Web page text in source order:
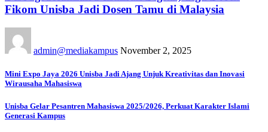
Fikom Unisba Jadi Dosen Tamu di Malaysia
admin@mediakampus November 2, 2025
Mini Expo Jaya 2026 Unisba Jadi Ajang Unjuk Kreativitas dan Inovasi
Wirausaha Mahasiswa
Unisba Gelar Pesantren Mahasiswa 2025/2026, Perkuat Karakter Islami
Generasi Kampus